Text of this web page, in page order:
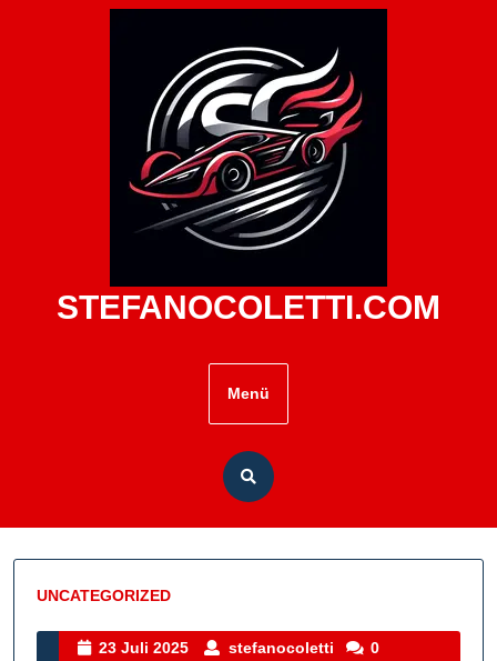
STEFANOCOLETTI.COM
Menü
UNCATEGORIZED
Kategorie
23 Juli 2025
23
stefanocoletti stefanocoletti
0